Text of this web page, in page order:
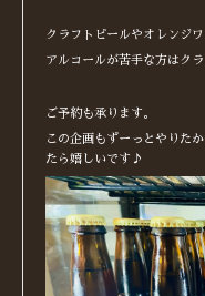
クラフトビールやオレンジ
アルコールが苦手な方はク
ご予約も承ります。
この企画もずーっとやりた
たら嬉しいです♪